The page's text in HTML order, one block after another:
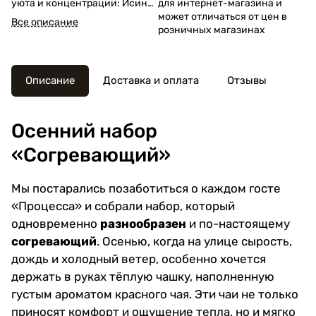
уюта и концентрации: Исин
Хун Ча, Инь Цзюнь Мэй, Дянь
Хун «Красная пагода», Цзинь
металлической банке,
которую можно использовать
повторно.
Все описание
для интернет-магазина и
может отличаться от цен в
розничных магазинах
Описание Доставка и оплата Отзывы
Осенний набор
«Согревающий»
Мы постарались позаботиться о каждом госте
«Процесса» и собрали набор, который
одновременно разнообразен и по-настоящему
согревающий. Осенью, когда на улице сырость,
дождь и холодный ветер, особенно хочется
держать в руках тёплую чашку, наполненную
густым ароматом красного чая. Эти чаи не только
приносят комфорт и ощущение тепла, но и мягко